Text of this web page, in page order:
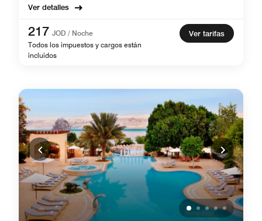
Ver detalles
217 JOD / Noche
Todos los impuestos y cargos están
incluidos
Ver tarifas